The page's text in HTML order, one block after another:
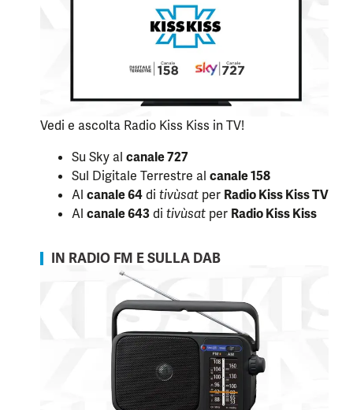
Vedi e ascolta Radio Kiss Kiss in TV!
Su Sky al canale 727
Sul Digitale Terrestre al canale 158
Al canale 64di tivùsat per Radio Kiss Kiss TV
Al canale 643di tivùsat per Radio Kiss Kiss
IN RADIO FM E SULLA DAB